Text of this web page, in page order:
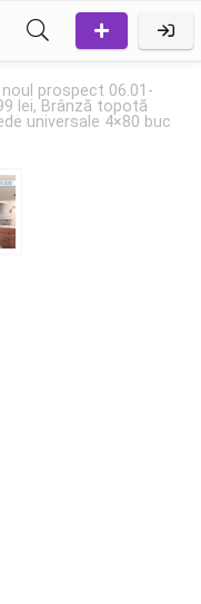
noul prospect 06.01-
lei, Brânză topotă
universale 4×80 buc